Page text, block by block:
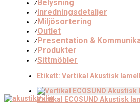
⁄Belysning
⁄Inredningsdetaljer
⁄Miljösortering
⁄Outlet
⁄Presentation &
⁄Produkter
⁄Sittmöbler
Etikett: Vertikal Akustisk
Vertikal ECOSUND Akustisk